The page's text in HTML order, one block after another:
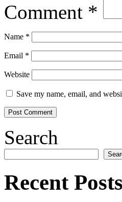
Comment *
Name *
Email *
Website
Save my name, email, and
Search
Recent Posts